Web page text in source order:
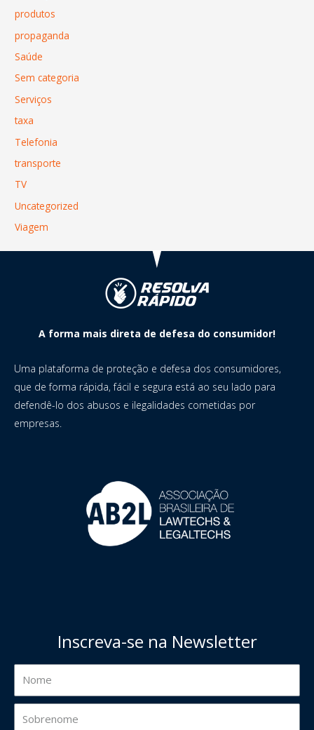
produtos
propaganda
Saúde
Sem categoria
Serviços
taxa
Telefonia
transporte
TV
Uncategorized
Viagem
A forma mais direta de defesa do consumidor!
Uma plataforma de proteção e defesa dos consumidores,
que de forma rápida, fácil e segura está ao seu lado para
defendê-lo dos abusos e ilegalidades cometidas por
empresas.
Inscreva-se na Newsletter